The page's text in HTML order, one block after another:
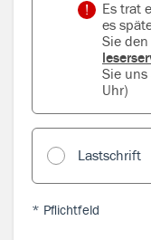
Es trat
es
Sie den
Sie uns
Uhr)
Lastschrift
* Pflichtfeld